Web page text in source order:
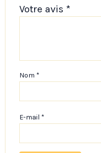
Votre avis *
Nom *
E-mail *